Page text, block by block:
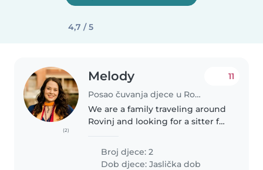
4,7 / 5
(2)
Melody
Posao čuvanja djece u Rovinj
11
We are a family traveling around
Rovinj and looking for a sitter for
from 8:30am-3pm on Monday
August 10th :)
Broj djece: 2
Dob djece:Jaslička dob